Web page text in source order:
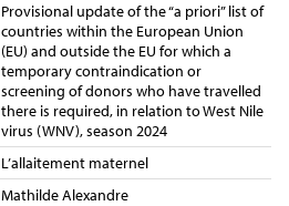
Provisional update of the “a priori” list of
countries within the European Union
(EU) and outside the EU for which a
temporary contraindication or
screening of donors who have travelled
there is required, in relation to West Nile
virus (WNV), season 2024
L’allaitement maternel
Mathilde Alexandre